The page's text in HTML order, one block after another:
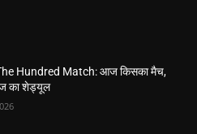
Hundred Match: आज किसका मैच,
का शेड्यूल